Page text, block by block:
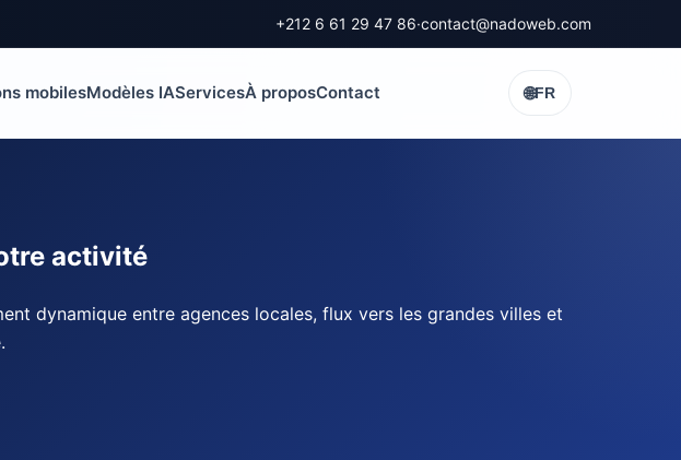
+212 6 61 29 47 86·contact@nadoweb.com
mobilesModèles IAServicesÀ proposContact 🌐FR
activité
dynamique entre agences locales, flux vers les grandes villes et